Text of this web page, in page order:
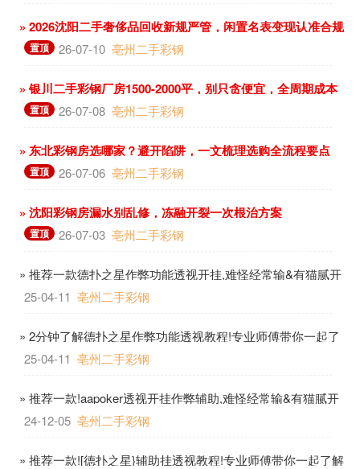
» 2026沈阳二手奢侈品回收新规严管，闲置名表变现认准合规
店置顶 26-07-10 亳州二手彩钢
» 银川二手彩钢厂房1500-2000平，别只贪便宜，全周期成本
更关键
置顶 26-07-08 亳州二手彩钢
» 东北彩钢房选哪家？避开陷阱，一文梳理选购全流程要点
置顶 26-07-06 亳州二手彩钢
» 沈阳彩钢房漏水别乱修，冻融开裂一次根治方案
置顶 26-07-03 亳州二手彩钢
» 推荐一款德扑之星作弊功能透视开挂,难怪经常输&有猫腻开
25-04-11 亳州二手彩钢
» 2分钟了解德扑之星作弊功能透视教程!专业师傅带你一起了
25-04-11 亳州二手彩钢
» 推荐一款!aapoker透视开挂作弊辅助,难怪经常输&有猫腻开
24-12-05 亳州二手彩钢
» 推荐一款![德扑之星}辅助挂透视教程!专业师傅带你一起了解